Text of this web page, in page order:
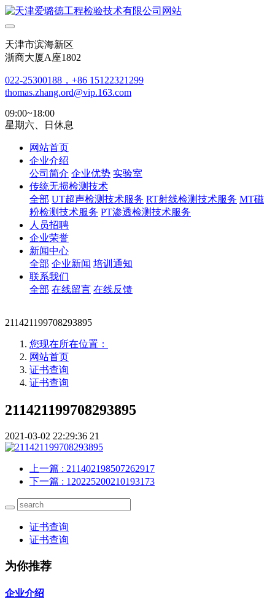
天津市滨海新区
浙商大厦A座1802
022-25300188，+86 15122321299
thomas.zhang.ord@vip.163.com
09:00~18:00
星期六、日休息
网站首页
企业介绍
公司简介 企业优势 实验室
传统无损检测技术
全部 UT超声检测技术服务 RT射线检测技术服务 MT磁
粉检测技术服务 PT渗透检测技术服务
人员招聘
企业荣誉
新闻中心
全部 企业新闻 培训通知
联系我们
全部 在线留言 在线反馈
211421199708293895
您现在所在位置：
网站首页
证书查询
证书查询
211421199708293895
2021-03-02 22:29:36 21
上一篇 : 211402198507262917
下一篇 : 120225200210193173
证书查询
证书查询
为你推荐
企业介绍